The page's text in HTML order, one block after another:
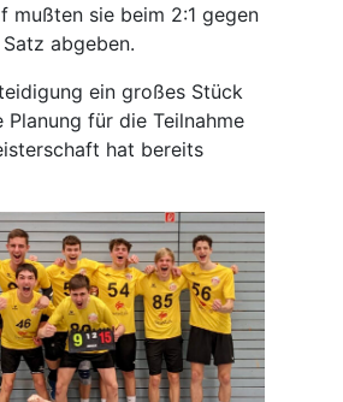
mußten sie beim 2:1 gegen
abgeben.
ein großes Stück
Planung für die Teilnahme
hat bereits